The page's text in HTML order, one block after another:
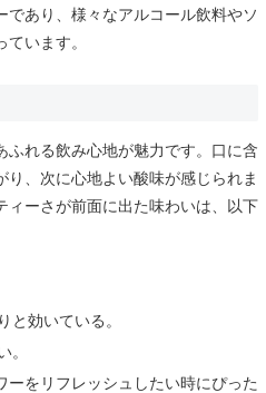
であり、様々なアルコール飲料やソ
います。
ふれる飲み心地が魅力です。口に含
、次に心地よい酸味が感じられま
ィーさが前面に出た味わいは、以下
と効いている。
。
ーをリフレッシュしたい時にぴった